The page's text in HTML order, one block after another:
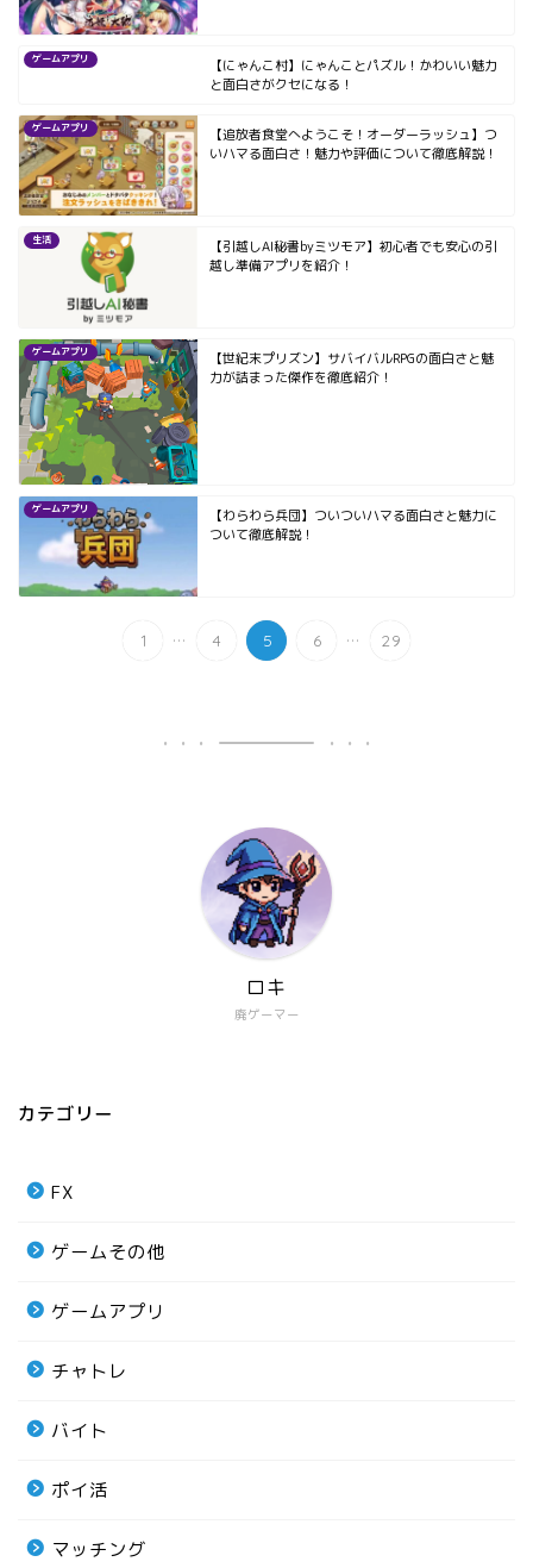
ゲームアプリ
【にゃんこ村】にゃんことパズル！かわいい魅力
と面白さがクセになる！
ゲームアプリ
【追放者食堂へようこそ！オーダーラッシュ】つ
いハマる面白さ！魅力や評価について徹底解説！
生活
【引越しAI秘書byミツモア】初心者でも安心の引
越し準備アプリを紹介！
ゲームアプリ
【世紀末プリズン】サバイバルRPGの面白さと魅
力が詰まった傑作を徹底紹介！
ゲームアプリ
【わらわら兵団】ついついハマる面白さと魅力に
ついて徹底解説！
1 ... 4 5 6 ... 29
廃ゲーマー
ロキ
カテゴリー
FX
ゲームその他
ゲームアプリ
チャトレ
バイト
ポイ活
マッチング